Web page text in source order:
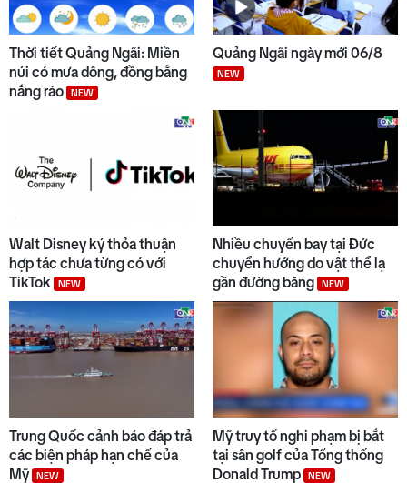
9
Indonesia và Thái Lan mở rộng
hợp tác quốc phòng, kinh tế và
an ninh
10
Quyết liệt tháo gỡ các dự án tồn
đọng, kéo dài NEW
Thời tiết Quảng Ngãi: Miền
núi có mưa dông, đồng bằng
nắng ráo
NEW
Quảng Ngãi ngày mới 06/8
NEW
Walt Disney ký thỏa thuận
hợp tác chưa từng có với
TikTok
NEW
Nhiều chuyến bay tại Đức
chuyển hướng do vật thể lạ
gần đường băng
NEW
Trung Quốc cảnh báo đáp trả
các biện pháp hạn chế của
Mỹ NEW
Mỹ truy tố nghi phạm bị bắt
tại sân golf của Tổng thống
Donald Trump
NEW